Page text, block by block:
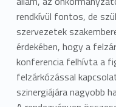
rendkívül fontos, de
szervezetek
érdekében, hogy a
konferencia felhívta a
felzárkózással
szinergiájára nagyobb